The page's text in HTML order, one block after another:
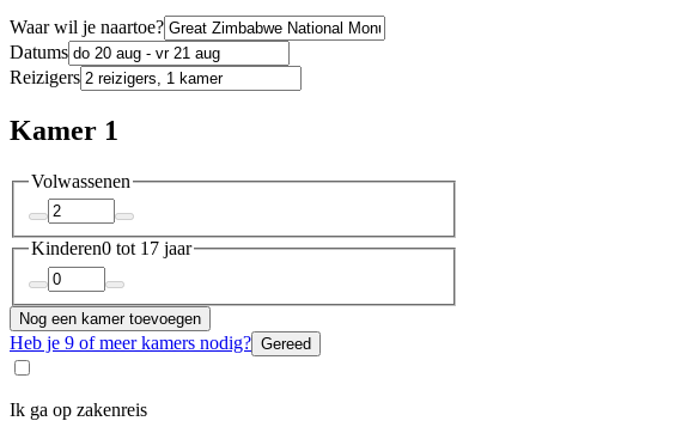
Waar wil je naartoe?
Datums
Reizigers
Kamer 1
Volwassenen
Kinderen0 tot 17 jaar
Nog een kamer toevoegen
Heb je 9 of meer kamers nodig? Gereed
Ik ga op zakenreis